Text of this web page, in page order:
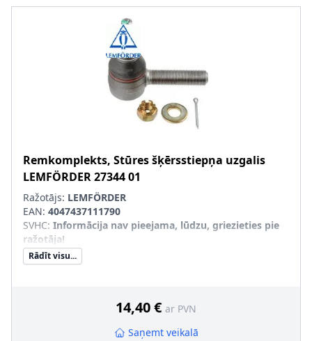
Remkomplekts, Stūres šķērsstiepņa uzgalis
LEMFÖRDER27344 01
Ražotājs: LEMFÖRDER
EAN: 4047437111790
SVHC: Informācija nav pieejama, lūdzu, griezieties pie
ražotāja!
Rādīt visu...
14,40 € ar PVN
Saņemt veikalā